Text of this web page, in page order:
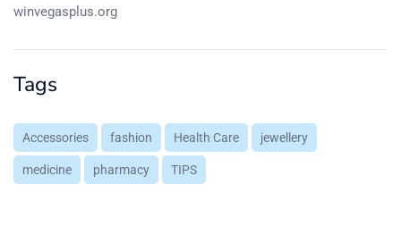
winvegasplus.org
Tags
Accessories fashion Health Care jewellery
medicine pharmacy TIPS